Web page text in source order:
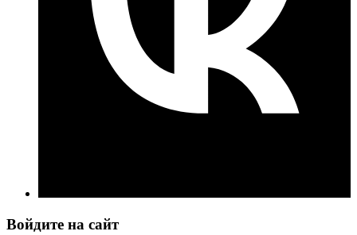
Войдите на сайт